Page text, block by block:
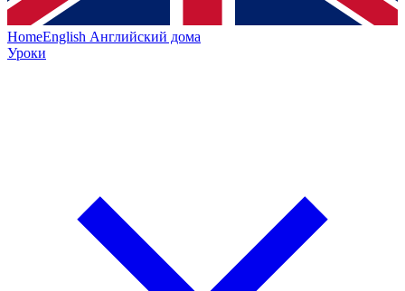
HomeEnglish Английский дома
Уроки